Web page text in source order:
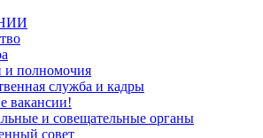
полномочия
служба и кадры
вакансии!
и совещательные органы
совет